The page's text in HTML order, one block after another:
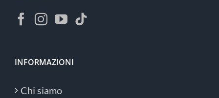
INFORMAZIONI
Chi siamo